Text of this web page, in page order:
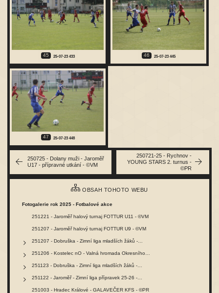
45 25-07-23 433 46 25-07-23 445
47 25-07-23 448
250725 - Dolany muži - Jaroměř
U17 - přípravné utkání - ©VM
250721-25 - Rychnov -
YOUNG STARS 2. turnus -
©PR
OBSAH TOHOTO WEBU
Fotogalerie rok 2025 - Fotbalové akce
251221 - Jaroměř halový turnaj FOTTUR U11 - ©VM
251207 - Jaroměř halový turnaj FOTTUR U9 - ©VM
251207 - Dobruška - Zimní liga mladších žáků -…
251206 - Kostelec nO - Valná hromada Okresního…
251123 - Dobruška - Zimní liga mladších žáků -…
251122 - Jaroměř - Zimní liga přípravek 25-26 -…
251003 - Hradec Králové - GALAVEČER KFS - ©PR